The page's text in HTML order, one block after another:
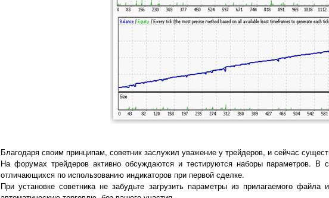
Благодаря своим принципам, советник заслужил уважение у трейдеров, и сейчас
На форумах трейдеров активно обсуждаются и тестируются наборы параметров. В
отличающихся по использованию индикаторов при первой сделке.
При установке советника не забудьте загрузить параметры из прилагаемого